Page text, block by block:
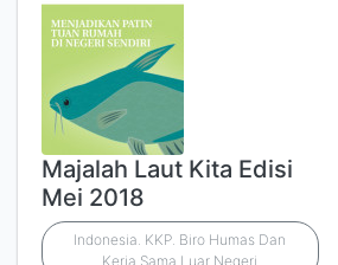
Majalah Laut Kita Edisi
Mei 2018
Indonesia. KKP. Biro Humas Dan
Kerja Sama Luar Negeri